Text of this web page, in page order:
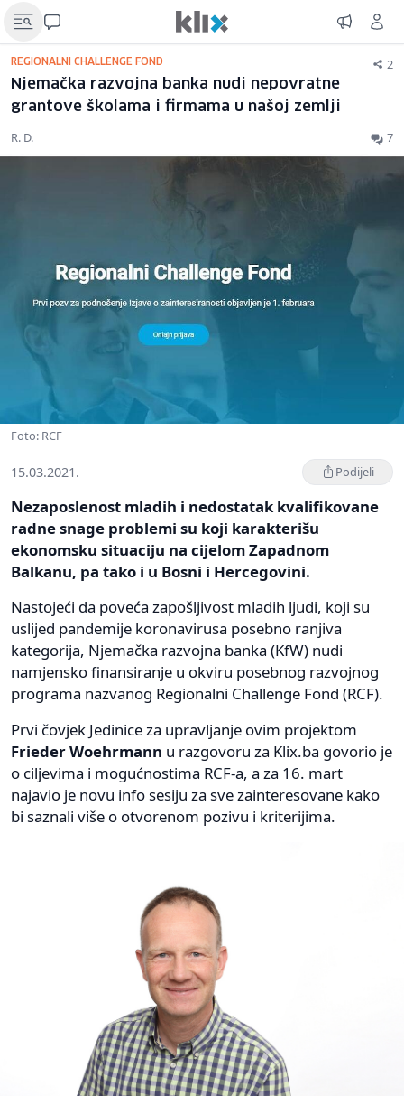
REGIONALNI CHALLENGE FOND 2
Njemačka razvojna banka nudi nepovratne
grantove školama i firmama u našoj zemlji
R. D. 7
Foto: RCF
15.03.2021. Podijeli
Nezaposlenost mladih i nedostatak kvalifikovane
radne snage problemi su koji karakterišu
ekonomsku situaciju na cijelom Zapadnom
Balkanu, pa tako i u Bosni i Hercegovini.
Nastojeći da poveća zapošljivost mladih ljudi, koji su
uslijed pandemije koronavirusa posebno ranjiva
kategorija, Njemačka razvojna banka (KfW) nudi
namjensko finansiranje u okviru posebnog razvojnog
programa nazvanog Regionalni Challenge Fond (RCF).
Prvi čovjek Jedinice za upravljanje ovim projektom
Frieder Woehrmann u razgovoru za Klix.ba govorio je
o ciljevima i mogućnostima RCF-a, a za 16. mart
najavio je novu info sesiju za sve zainteresovane kako
bi saznali više o otvorenom pozivu i kriterijima.